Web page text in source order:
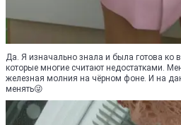
Да. Я изначально знала и была готова ко
которые многие считают недостатками.
железная молния на чёрном фоне. И на
менять😜